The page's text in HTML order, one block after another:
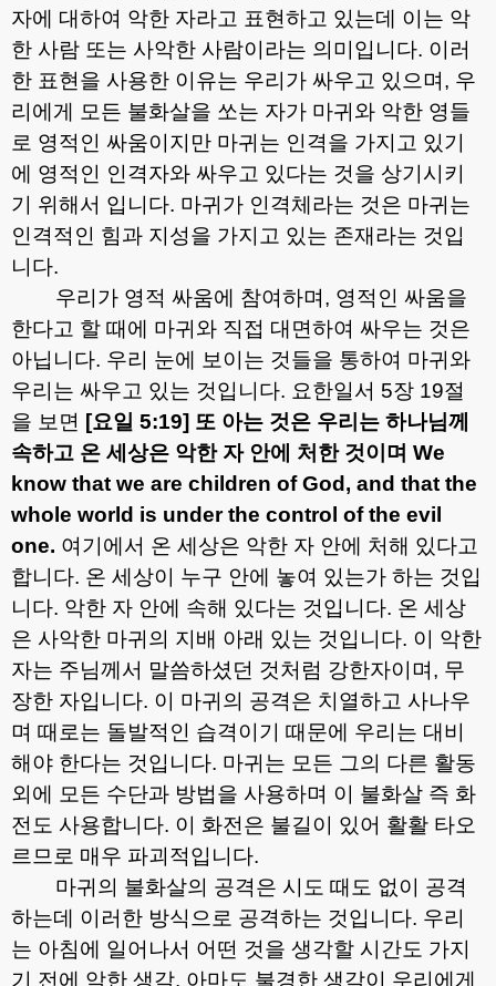
자에 대하여 악한 자라고 표현하고 있는데 이는 악
한 사람 또는 사악한 사람이라는 의미입니다. 이러
한 표현을 사용한 이유는 우리가 싸우고 있으며 , 우
리에게 모든 불화살을 쏘는 자가 마귀와 악한 영들
로 영적인 싸움이지만 마귀는 인격을 가지고 있기
에 영적인 인격자와 싸우고 있다는 것을 상기시키
기 위해서 입니다. 마귀가 인격체라는 것은 마귀는
인격적인 힘과 지성을 가지고 있는 존재라는 것입
니다.
우리가 영적 싸움에 참여하며 , 영적인 싸움을
한다고 할 때에 마귀와 직접 대면하여 싸우는 것은
아닙니다. 우리 눈에 보이는 것들을 통하여 마귀와
우리는 싸우고 있는 것입니다. 요한일서 5장 19절
을 보면 [요일 5:19] 또 아는 것은 우리는 하나님께
속하고 온 세상은 악한 자 안에 처한 것이며 We
know that we are children of God, and that the
whole world is under the control of the evil
one. 여기에서 온 세상은 악한 자 안에 처해 있다고
합니다. 온 세상이 누구 안에 놓여 있는가 하는 것입
니다. 악한 자 안에 속해 있다는 것입니다. 온 세상
은 사악한 마귀의 지배 아래 있는 것입니다. 이 악한
자는 주님께서 말씀하셨던 것처럼 강한자이며 , 무
장한 자입니다. 이 마귀의 공격은 치열하고 사나우
며 때로는 돌발적인 습격이기 때문에 우리는 대비
해야 한다는 것입니다. 마귀는 모든 그의 다른 활동
외에 모든 수단과 방법을 사용하며 이 불화살 즉 화
전도 사용합니다. 이 화전은 불길이 있어 활활 타오
르므로 매우 파괴적입니다.
마귀의 불화살의 공격은 시도 때도 없이 공격
하는데 이러한 방식으로 공격하는 것입니다. 우리
는 아침에 일어나서 어떤 것을 생각할 시간도 가지
기 전에 악한 생각, 아마도 불경한 생각이 우리에게